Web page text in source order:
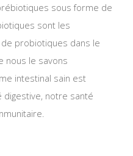
sous forme de
sont les
probiotiques dans le
nous le savons
intestinal sain est
notre santé